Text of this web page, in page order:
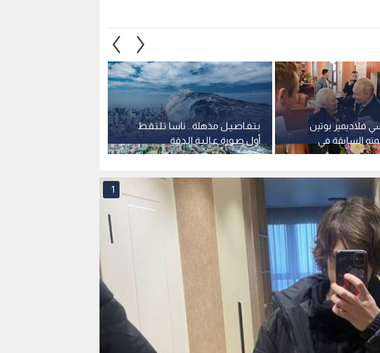
بـتـفـاصـيـل مذهلة.. ناسا تـلـتـقـط
أول صـورة عـالـيـة الـدقة
لـتـسـونـامـي هـائـل
فلاديمير بوتين
السابقة في
إنسانية
1